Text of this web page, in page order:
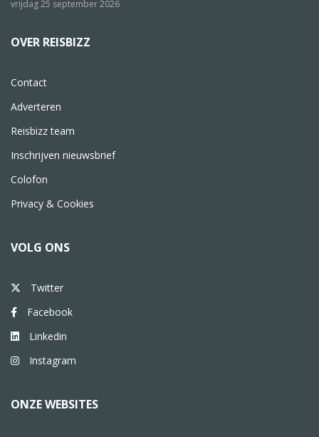
vrijdag 25 september 2026
OVER REISBIZZ
Contact
Adverteren
Reisbizz team
Inschrijven nieuwsbrief
Colofon
Privacy & Cookies
VOLG ONS
Twitter
Facebook
Linkedin
Instagram
ONZE WEBSITES